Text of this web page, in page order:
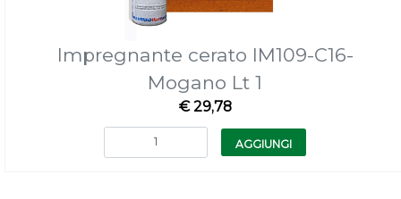
Impregnante cerato IM109-C16-
Mogano Lt 1
€ 29,78
Quantità
AGGIUNGI